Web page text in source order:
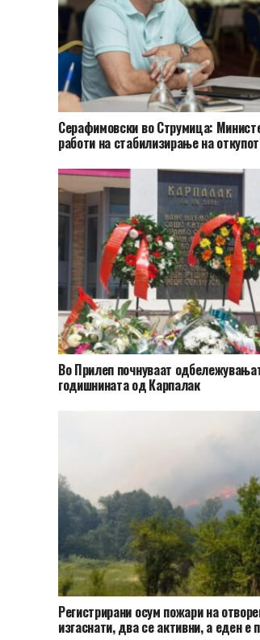
Серафимовски во Струмица:
работи на стабилизирање на
Во Прилеп почнуваат
годишнината од Карпалак
Регистрирани осум пожари на
изгаснати, два се активни, а еден е